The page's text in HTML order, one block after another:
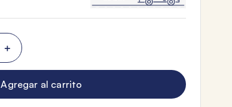
＋
Agregar al carrito